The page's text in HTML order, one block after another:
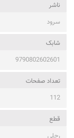
ناشر
سرود
شابک
9790802602601
تعداد صفحات
112
قطع
رحلی